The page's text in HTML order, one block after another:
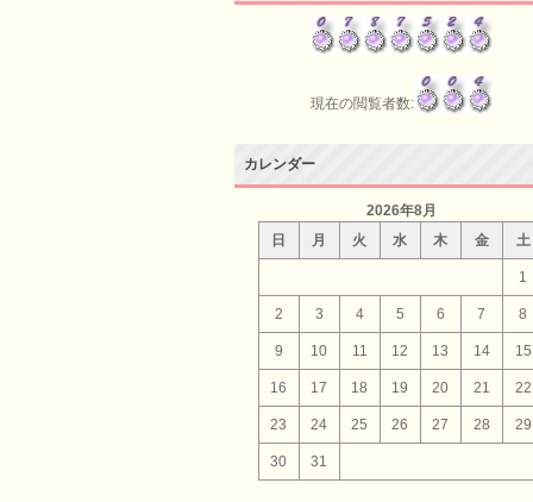
現在の閲覧者数:
カレンダー
2026年8月
日
月 火 水 木 金 土
1
2 3 4 5 6 7 8
9 10 11 12 13 14 15
16 17 18 19 20 21 22
23 24 25 26 27 28 29
30 31